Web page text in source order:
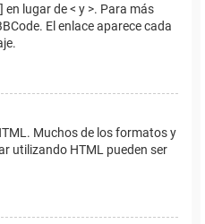
lugar de < y >. Para más
El enlace aparece cada
Muchos de los formatos y
utilizando HTML pueden ser